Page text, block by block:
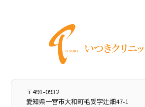
〒491-0932
愛知県一宮市大和町毛受字辻畑47-1